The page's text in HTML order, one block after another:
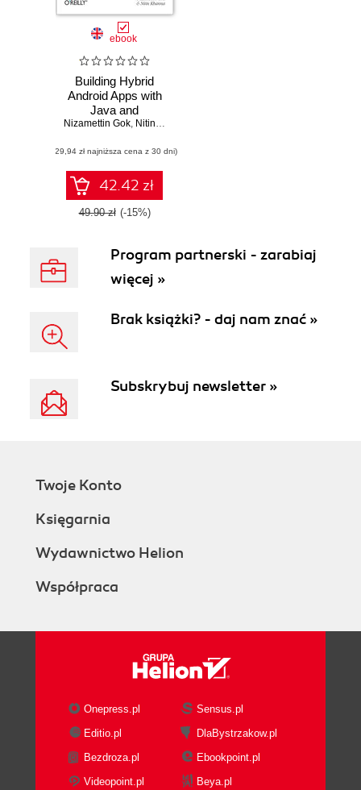
ebook
Building Hybrid
Android Apps with
Java and
JavaScript.
Device APIs
Nizamettin Gok, Nitin Khanna
(29,94 zł najniższa cena z 30 dni)
42.42 zł
49.90 zł (-15%)
Program partnerski - zarabiaj
więcej »
Brak książki? - daj nam znać »
Subskrybuj newsletter »
Twoje Konto
Księgarnia
Wydawnictwo Helion
Współpraca
Onepress.pl
Sensus.pl
Editio.pl
DlaBystrzakow.pl
Bezdroza.pl
Ebookpoint.pl
Videopoint.pl
Beya.pl